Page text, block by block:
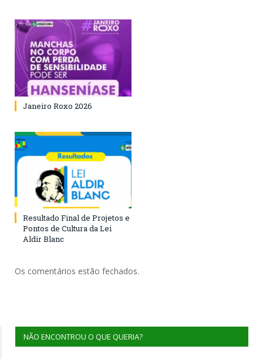
Janeiro Roxo 2026
Resultado Final de Projetos e
Pontos de Cultura da Lei
Aldir Blanc
Os comentários estão fechados.
NÃO ENCONTROU O QUE QUERIA?